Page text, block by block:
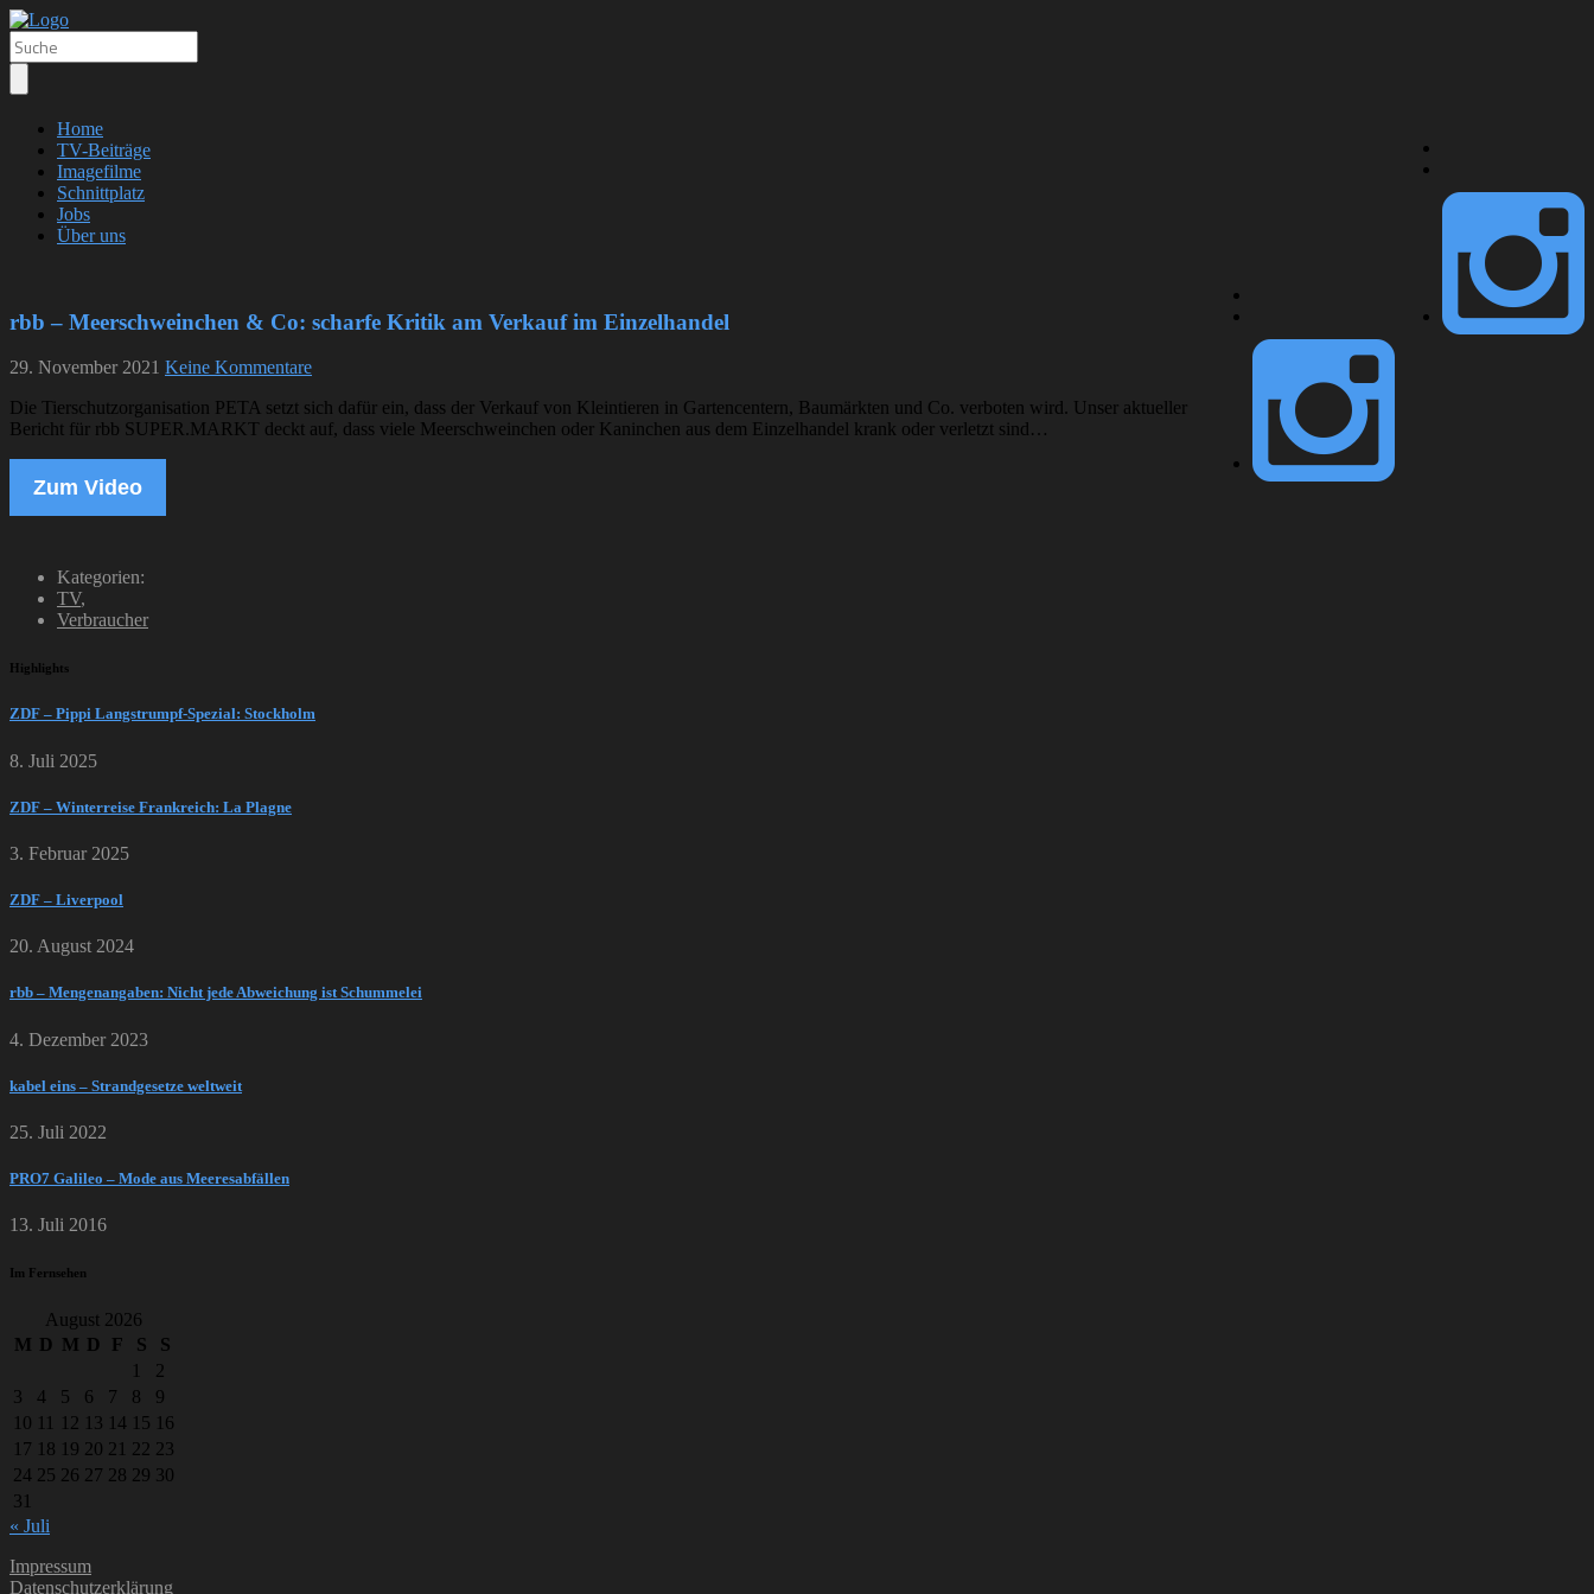
Home
TV-Beiträge
Imagefilme
Schnittplatz
Jobs
Über uns
rbb – Meerschweinchen & Co: scharfe Kritik am Verkauf im Einzelhandel
29. November 2021 Keine Kommentare
Die Tierschutzorganisation PETA setzt sich dafür ein, dass der Verkauf von Kleintieren in Gartencentern, Baumärkten und Co. verboten wird. Unser aktueller
Bericht für rbb SUPER.MARKT deckt auf, dass viele Meerschweinchen oder Kaninchen aus dem Einzelhandel krank oder verletzt sind…
Zum Video
Kategorien:
TV,
Verbraucher
Highlights
ZDF – Pippi Langstrumpf-Spezial: Stockholm
8. Juli 2025
ZDF – Winterreise Frankreich: La Plagne
3. Februar 2025
ZDF – Liverpool
20. August 2024
rbb – Mengenangaben: Nicht jede Abweichung ist Schummelei
4. Dezember 2023
kabel eins – Strandgesetze weltweit
25. Juli 2022
PRO7 Galileo – Mode aus Meeresabfällen
13. Juli 2016
Im Fernsehen
August 2026
M D M D F S
S
1
2
3
4 5 6 7 8
9
10 11 12 13 14 15 16
17 18 19 20 21 22 23
24 25 26 27 28 29 30
31
« Juli
Impressum
Datenschutzerklärung